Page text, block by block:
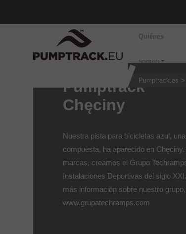
Quiénes
somos
Pumptrack.es
Pumptrack
Chęciny
Nuestra pista para bicicletas azul,
compuesta, ha aparecido en
marcas, creamos el Grupo
Instalaciones Deportivas del siglo
más información sobre nuestro
www.grupatechramps.com